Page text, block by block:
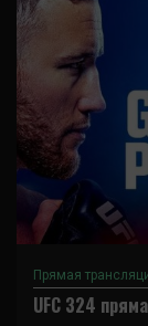
Прямая
UFC 324